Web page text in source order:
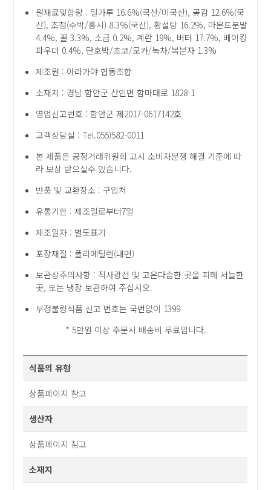
원재료및함량 : 밀가루 16.6%(국산/미국산), 곶감 12.6%(국
산), 조청(수박/홍시) 8.3%(국산), 황설탕 16.2%, 아몬드분말
4.4%, 꿀 3.3%, 소금 0.2%, 계란 19%, 버터 17.7%, 베이킹
파우더 0.4%, 단호박/초코/모카/녹차/복분자 1.3%
제조원 : 아라가야 협동조합
소재지 : 경남 함안군 산인면 함마대로 1828-1
영업신고번호 : 함안군 제2017-0617142호
고객상담실 : Tel.055)582-0011
본 제품은 공정거래위원회 고시 소비자분쟁 해결 기준에 따
라 보상 받으실수 있습니다.
반품 및 교환장소 : 구입처
유통기한 : 제조일로부터7일
제조일자 : 별도표기
포장재질 : 폴리에틸렌(내면)
보관상주의사항 : 직사광선 및 고온다습한 곳을 피해 서늘한
곳, 또는 냉장 보관하여 주십시오.
부정불량식품 신고 번호는 국번없이 1399
* 5만원 이상 주문시 배송비 무료입니다.
식품의 유형
상품페이지 참고
생산자
상품페이지 참고
소재지